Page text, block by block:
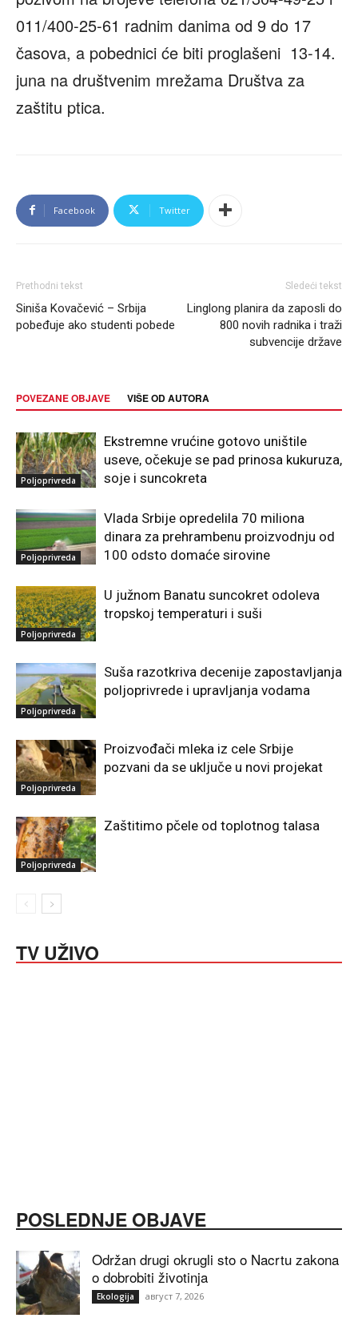
011/400-25-61 radnim danima od 9 do 17
časova, a pobednici će biti proglašeni 13-14.
juna na društvenim mrežama Društva za
zaštitu ptica.
Facebook Twitter
Prethodni tekst
Siniša Kovačević – Srbija
pobeđuje ako studenti pobede
Sledeći tekst
Linglong planira da zaposli do
800 novih radnika i traži
subvencije države
POVEZANE OBJAVE VIŠE OD AUTORA
Poljoprivreda
Ekstremne vrućine gotovo uništile
useve, očekuje se pad prinosa kukuruza,
soje i suncokreta
Poljoprivreda
Vlada Srbije opredelila 70 miliona
dinara za prehrambenu proizvodnju od
100 odsto domaće sirovine
Poljoprivreda
U južnom Banatu suncokret odoleva
tropskoj temperaturi i suši
Poljoprivreda
Suša razotkriva decenije zapostavljanja
poljoprivrede i upravljanja vodama
Poljoprivreda
Proizvođači mleka iz cele Srbije
pozvani da se uključe u novi projekat
Poljoprivreda
Zaštitimo pčele od toplotnog talasa
TV UŽIVO
POSLEDNJE OBJAVE
Održan drugi okrugli sto o Nacrtu zakona
o dobrobiti životinja
Ekologija август 7, 2026